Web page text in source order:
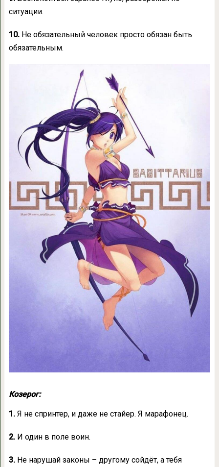
ситуации.
10.Не обязательный человек просто обязан быть
обязательным.
Козерог:
1.Я не спринтер, и даже не стайер. Я марафонец.
2.И один в поле воин.
3.Не нарушай законы – другому сойдёт, а тебя